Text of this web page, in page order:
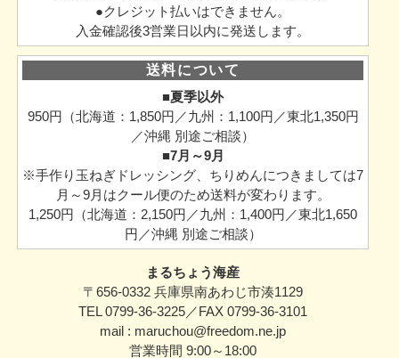
●クレジット払いはできません。
入金確認後3営業日以内に発送します。
送料について
■夏季以外
950円（北海道：1,850円／九州：1,100円／東北1,350円
／沖縄 別途ご相談）
■7月～9月
※手作り玉ねぎドレッシング、ちりめんにつきましては7
月～9月はクール便のため送料が変わります。
1,250円（北海道：2,150円／九州：1,400円／東北1,650
円／沖縄 別途ご相談）
まるちょう海産
〒656-0332 兵庫県南あわじ市湊1129
TEL 0799-36-3225／FAX 0799-36-3101
mail : maruchou@freedom.ne.jp
営業時間 9:00～18:00